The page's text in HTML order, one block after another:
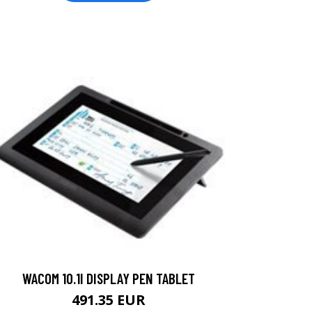
WACOM 10.1I DISPLAY PEN TABLET
491.35 EUR